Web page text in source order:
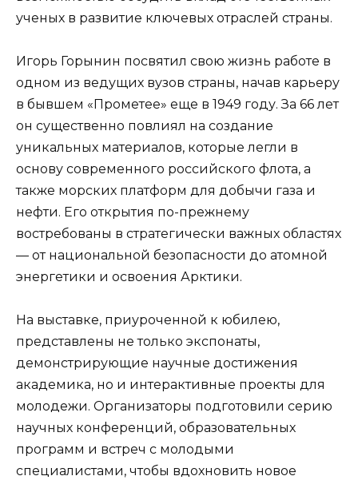
ученых в развитие ключевых отраслей страны.
Игорь Горынин посвятил свою жизнь работе в
одном из ведущих вузов страны, начав карьеру
в бывшем «Прометее» еще в 1949 году. За 66 лет
он существенно повлиял на создание
уникальных материалов, которые легли в
основу современного российского флота, а
также морских платформ для добычи газа и
нефти. Его открытия по-прежнему
востребованы в стратегически важных областях
— от национальной безопасности до атомной
энергетики и освоения Арктики.
На выставке, приуроченной к юбилею,
представлены не только экспонаты,
демонстрирующие научные достижения
академика, но и интерактивные проекты для
молодежи. Организаторы подготовили серию
научных конференций, образовательных
программ и встреч с молодыми
специалистами, чтобы вдохновить новое